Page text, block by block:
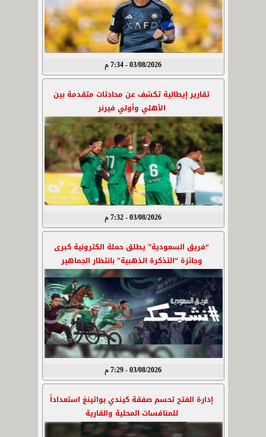
03/08/2026 - 7:34 م
تقارير إيطالية تكشف عن محادثات متقدمة بين
الأهلي وأولي فيرنر
03/08/2026 - 7:32 م
“فريق السعودية” يطلق حملة الكترونية كبرى
وجائزة “التذكرة الذهبية” بانتظار الجماهير
03/08/2026 - 7:29 م
إدارة الفتح تحسم صفقة كيندي بواتينغ استعداداً
للمنافسات المحلية والقارية